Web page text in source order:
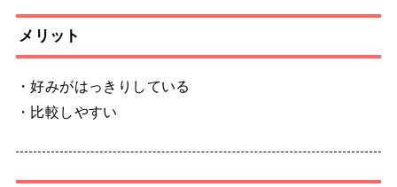
メリット
・好みがはっきりしている
・比較しやすい